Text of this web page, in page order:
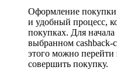
Оформление покупки
и удобный процесс,
покупках. Для начала
выбранном cashback-
этого можно перейти
совершить покупку.